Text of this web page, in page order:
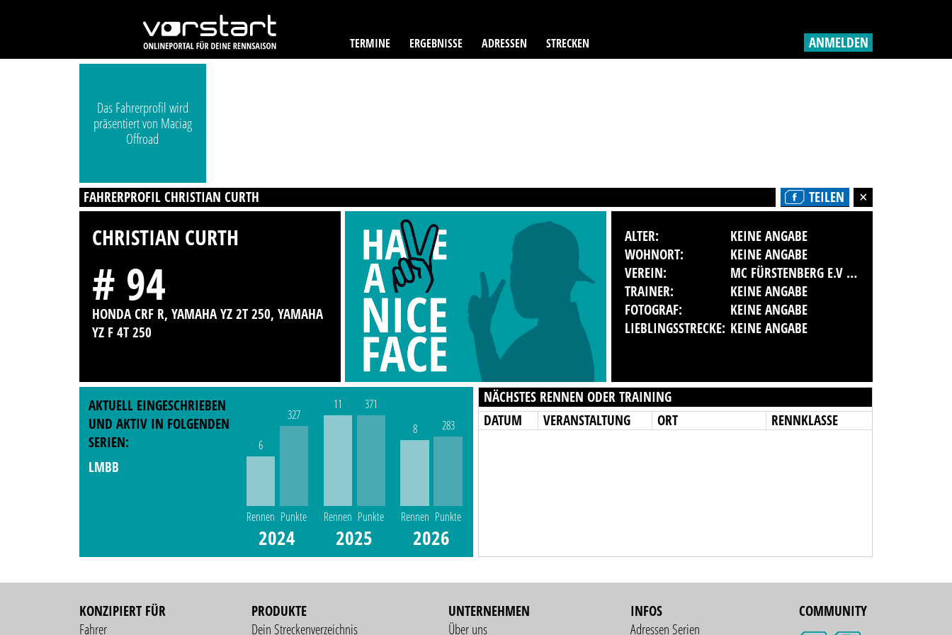
TERMINE ERGEBNISSE ADRESSEN STRECKEN ANMELDEN
Das Fahrerprofil wird
präsentiert von Maciag
Offroad
FAHRERPROFIL CHRISTIAN CURTH TEILEN
CHRISTIAN CURTH
# 94
HONDA CRF R, YAMAHA YZ 2T 250, YAMAHA
YZ F 4T 250
ALTER:
KEINE ANGABE
WOHNORT:
KEINE ANGABE
VEREIN:
MC FÜRSTENBERG E.V IM ADAC BB
TRAINER:
KEINE ANGABE
FOTOGRAF:
KEINE ANGABE
LIEBLINGSSTRECKE: KEINE ANGABE
AKTUELL EINGESCHRIEBEN
UND AKTIV IN FOLGENDEN
SERIEN:
LMBB
6
Rennen
327
Punkte
2024
11
Rennen
371
Punkte
2025
8
Rennen
283
Punkte
2026
NÄCHSTES RENNEN ODER TRAINING
DATUM
VERANSTALTUNG ORT RENNKLASSE
KONZIPIERT FÜR
Fahrer
PRODUKTE
Dein Streckenverzeichnis
UNTERNEHMEN
Über uns
INFOS
Adressen Serien
COMMUNITY